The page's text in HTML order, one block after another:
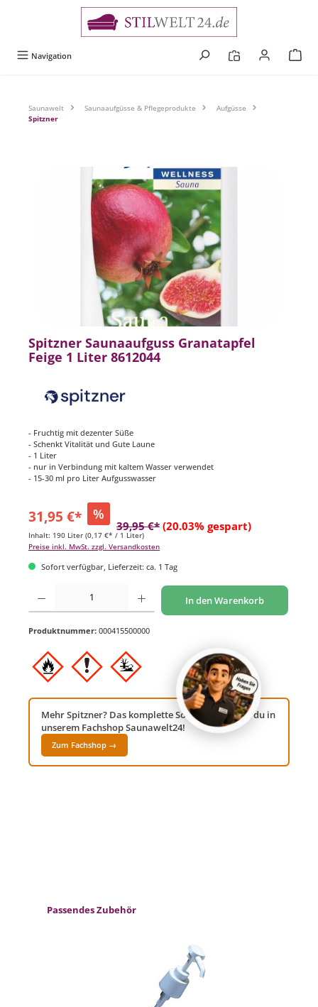
Navigation
Saunawelt Saunaaufgüsse & Pflegeprodukte
Aufgüsse
Spitzner
Bildergalerie überspringen
Spitzner Saunaaufguss Granatapfel
Feige 1 Liter 8612044
- Fruchtig mit dezenter Süße
- Schenkt Vitalität und Gute Laune
- 1 Liter
- nur in Verbindung mit kaltem Wasser verwendet
- 15-30 ml pro Liter Aufgusswasser
31,95 €* %
39,95 €* (20.03% gespart)
Inhalt: 190 Liter (0,17 €* / 1 Liter)
Preise inkl. MwSt. zzgl. Versandkosten
Sofort verfügbar, Lieferzeit: ca. 1 Tag
Produkt Anzahl: Gib den gewünschten Wert ein oder benutze die Schaltflächen um
In den Warenkorb
Produktnummer: 000415500000
Mehr Spitzner? Das komplette Sortiment findest du in
unserem Fachshop Saunawelt24!
Zum Fachshop →
Produktgalerie überspringen
Passendes Zubehör